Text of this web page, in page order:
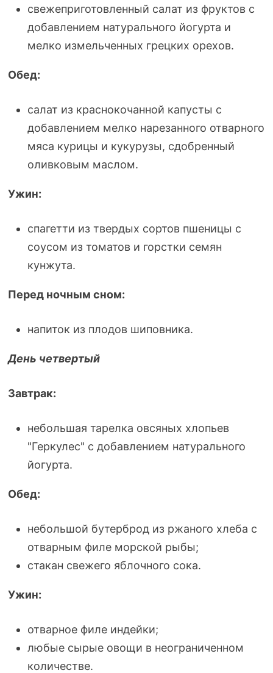
свежеприготовленный салат из фруктов с
добавлением натурального йогурта и
мелко измельченных грецких орехов.
Обед:
салат из краснокочанной капусты с
добавлением мелко нарезанного отварного
мяса курицы и кукурузы, сдобренный
оливковым маслом.
Ужин:
спагетти из твердых сортов пшеницы с
соусом из томатов и горстки семян
кунжута.
Перед ночным сном:
напиток из плодов шиповника.
День четвертый
Завтрак:
небольшая тарелка овсяных хлопьев
"Геркулес" с добавлением натурального
йогурта.
Обед:
небольшой бутерброд из ржаного хлеба с
отварным филе морской рыбы;
стакан свежего яблочного сока.
Ужин:
отварное филе индейки;
любые сырые овощи в неограниченном
количестве.